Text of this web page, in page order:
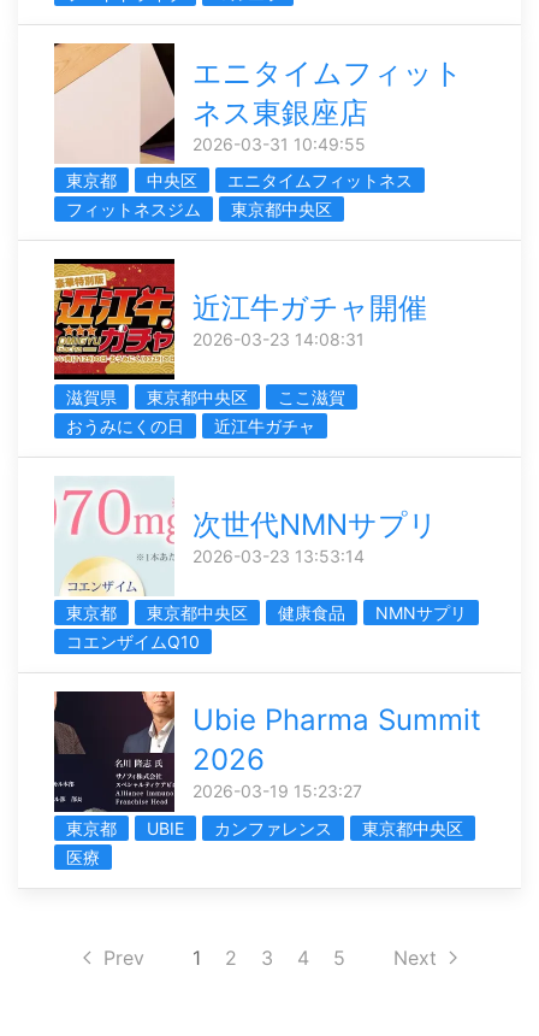
エニタイムフィット
ネス東銀座店
2026-03-31 10:49:55
東京都
中央区
エニタイムフィットネス
フィットネスジム
東京都中央区
近江牛ガチャ開催
2026-03-23 14:08:31
滋賀県 東京都中央区
ここ滋賀
おうみにくの日
近江牛ガチャ
次世代NMNサプリ
2026-03-23 13:53:14
東京都 東京都中央区 健康食品
NMNサプリ
コエンザイムQ10
Ubie Pharma Summit
2026
2026-03-19 15:23:27
東京都
UBIE カンファレンス
東京都中央区
医療
Prev 1 2 3 4 5 Next